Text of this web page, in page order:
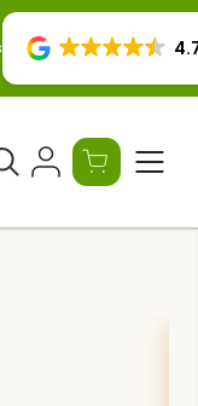
4.7
Ouvrir
formulaire